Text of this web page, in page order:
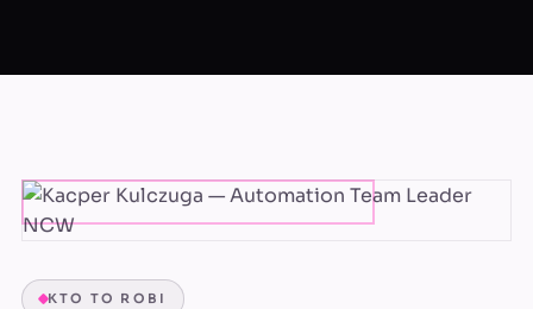
KTO TO ROBI